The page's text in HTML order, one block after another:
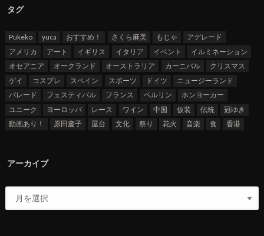
タグ
Pukeko yuca おすすめ！ さくら麻美 もじゃ
アデレード
アメリカ
アート イギリス イタリア イベント
イルミネーション
オセアニア
オークランド オーストラリア カーニバル
クリスマス
ゲイ
コスプレ スペイン スポーツ ドイツ
ニュージーランド
パレード
フェスティバル フランス ベルリン
ホンヨーカー
ユニーク
ヨーロッパ レース ワイン 中国 仮装 伝統
冠ゆき
動画あり！
原田慶子 屋台 文化 祭り 花火 音楽 食 香港
アーカイブ